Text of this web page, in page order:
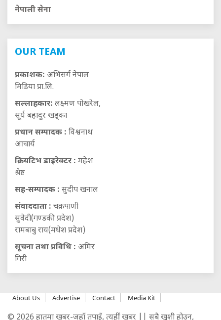
नेपाली सेना
OUR TEAM
प्रकाशक: अभिसर्ग नेपाल
मिडिया प्रा.लि.
सल्लाहकार: लक्ष्मण पोखरेल,
सूर्य बहादुर खड्का
प्रधान सम्पादक : विश्वनाथ
आचार्य
क्रियटिभ डाइरेक्टर : महेश
श्रेष्ठ
सह-सम्पादक : सुदीप खनाल
संवाददाता : चक्रपाणी
सुवेदी(गण्डकी प्रदेश)
रामबाबु राय(मधेश प्रदेश)
सूचना तथा प्रविधि : अमिर
गिरी
About Us Advertise Contact Media Kit